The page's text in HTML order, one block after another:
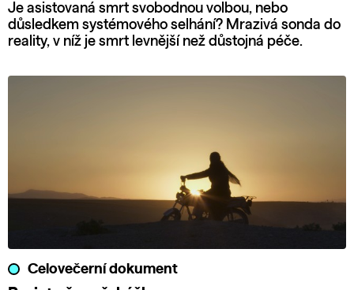
Je asistovaná smrt svobodnou volbou, nebo
důsledkem systémového selhání? Mrazivá sonda do
reality, v níž je smrt levnější než důstojná péče.
Celovečerní dokument